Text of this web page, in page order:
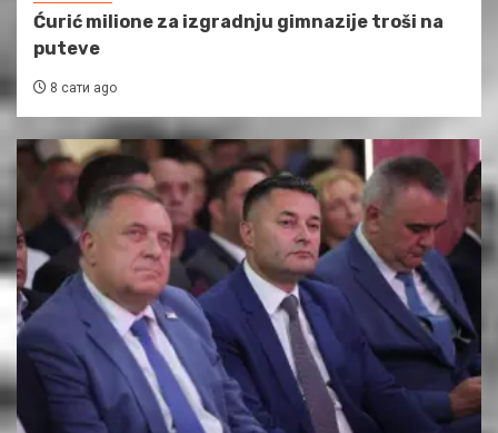
Ćurić milione za izgradnju gimnazije troši na
puteve
8 сати ago